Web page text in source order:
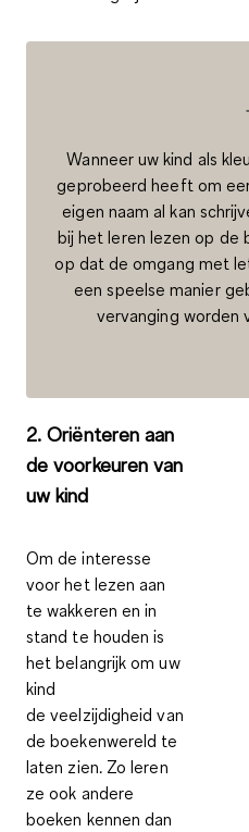
Wanneer uw kind als
geprobeerd heeft om
eigen naam al kan
bij het leren lezen op de
op dat de omgang met
een speelse manier
vervanging worden
2. Oriënteren aan
de voorkeuren van
uw kind
Om de interesse
voor het lezen aan
te wakkeren en in
stand te houden is
het belangrijk om uw
kind
deveelzijdigheid van
de boekenwereld te
laten zien. Zo leren
ze ook andere
boeken kennen dan